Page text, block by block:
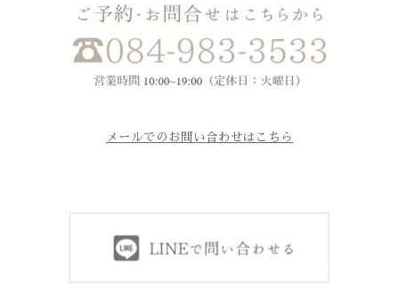
メールでのお問い合わせはこちら